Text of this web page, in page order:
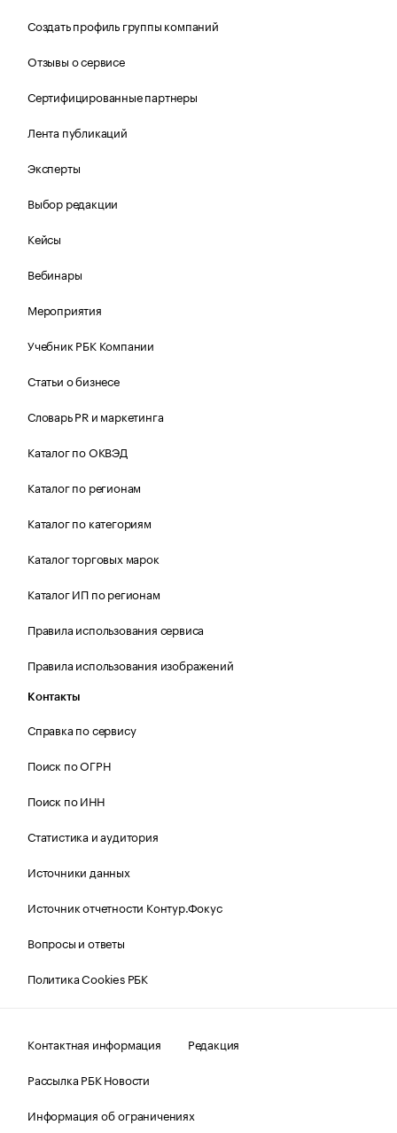
Создать профиль группы компаний
Отзывы о сервисе
Сертифицированные партнеры
Лента публикаций
Эксперты
Выбор редакции
Кейсы
Вебинары
Мероприятия
Учебник РБК Компании
Статьи о бизнесе
Словарь PR и маркетинга
Каталог по ОКВЭД
Каталог по регионам
Каталог по категориям
Каталог торговых марок
Каталог ИП по регионам
Правила использования сервиса
Правила использования изображений
Контакты
Справка по сервису
Поиск по ОГРН
Поиск по ИНН
Статистика и аудитория
Источники данных
Источник отчетности Контур.Фокус
Вопросы и ответы
Политика Cookies РБК
Контактная информация
Редакция
Рассылка РБК Новости
Информация об ограничениях